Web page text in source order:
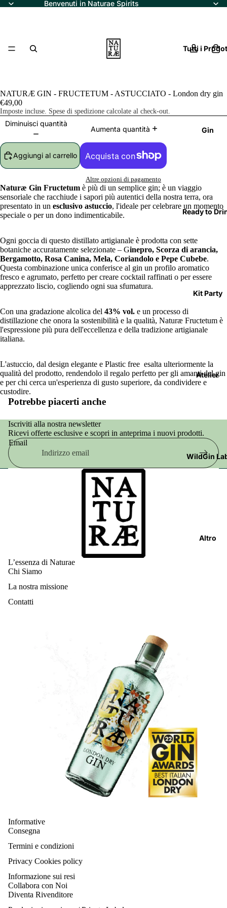
Benvenuti in Naturae Spirits
Tutti i
Gin
Ready to
Kit Party
Atelier
WildGin
Altro
NATURÆ GIN - FRUCTETUM - ASTUCCIATO - London dry gin
€49,00
Imposte incluse. Spese di spedizione calcolate al check-out.
Diminuisci quantità
Aumenta quantità
Aggiungi al carrello
Altre opzioni di pagamento
Naturæ Gin Fructetum è più di un semplice gin; è un viaggio
sensoriale che racchiude i sapori più autentici della nostra terra, ora
presentato in un esclusivo astuccio, l'ideale per celebrare un momento
speciale o per un dono indimenticabile.
Ogni goccia di questo distillato artigianale è prodotta con sette
botaniche accuratamente selezionate – Ginepro, Scorza di arancia,
Bergamotto, Rosa Canina, Mela, Coriandolo e Pepe Cubebe.
Questa combinazione unica conferisce al gin un profilo aromatico
fresco e agrumato, perfetto per creare cocktail raffinati o per essere
apprezzato liscio, cogliendo ogni sua sfumatura.
Con una gradazione alcolica del 43% vol. e un processo di
distillazione che onora la sostenibilità e la qualità, Naturæ Fructetum è
l'espressione più pura dell'eccellenza e della tradizione artigianale
italiana.
L'astuccio, dal design elegante e Plastic free esalta ulteriormente la
qualità del prodotto, rendendolo il regalo perfetto per gli amanti del gin
e per chi cerca un'esperienza di gusto superiore, da condividere e
custodire.
Potrebbe piacerti anche
Iscriviti alla nostra newsletter
Ricevi offerte esclusive e scopri in anteprima i nuovi prodotti.
Email
L’essenza di Naturae
Chi Siamo
La nostra missione
Contatti
Informative
Consegna
Termini e condizioni
Privacy Cookies policy
Informazione sui resi
Collabora con Noi
Diventa Rivenditore